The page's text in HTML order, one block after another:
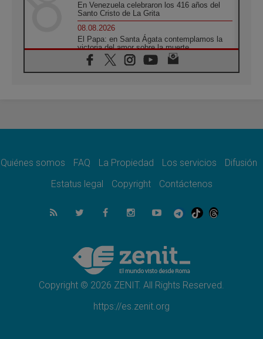
En Venezuela celebraron los 416 años del
Santo Cristo de La Grita
08.08.2026
El Papa: en Santa Ágata contemplamos la
victoria del amor sobre la muerte
08.08.2026
León XIV visitará el Santuario de la Madre
07.08.2026
07.08.2026
el compromiso del cristiano"
La matanza de niños en Gaza no cesa: 300
muertos en 300 días
Tagle: La guerra desfigura el mundo, solo la
revelación de Dios lo transfigura
Quiénes somos FAQ La Propiedad Los servicios
Difusión
Estatus legal
Copyright Contáctenos
Copyright © 2026 ZENIT. All Rights Reserved.
https://es.zenit.org